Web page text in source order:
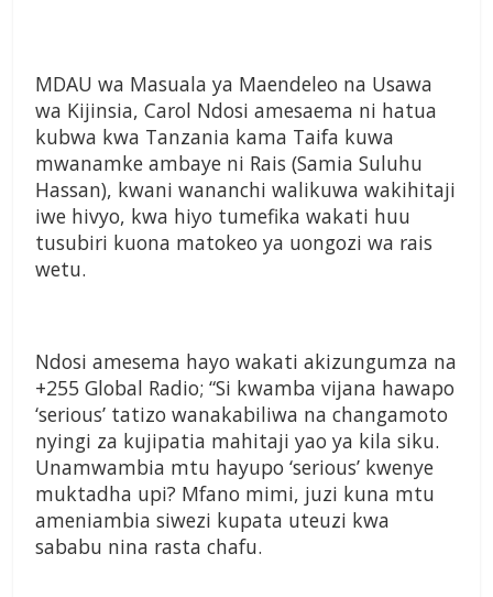
MDAU wa Masuala ya Maendeleo na Usawa
wa Kijinsia, Carol Ndosi amesaema ni hatua
kubwa kwa Tanzania kama Taifa kuwa
mwanamke ambaye ni Rais (Samia Suluhu
Hassan), kwani wananchi walikuwa wakihitaji
iwe hivyo, kwa hiyo tumefika wakati huu
tusubiri kuona matokeo ya uongozi wa rais
wetu.
Ndosi amesema hayo wakati akizungumza na
+255 Global Radio; “Si kwamba vijana hawapo
‘serious’ tatizo wanakabiliwa na changamoto
nyingi za kujipatia mahitaji yao ya kila siku.
Unamwambia mtu hayupo ‘serious’ kwenye
muktadha upi? Mfano mimi, juzi kuna mtu
ameniambia siwezi kupata uteuzi kwa
sababu nina rasta chafu.